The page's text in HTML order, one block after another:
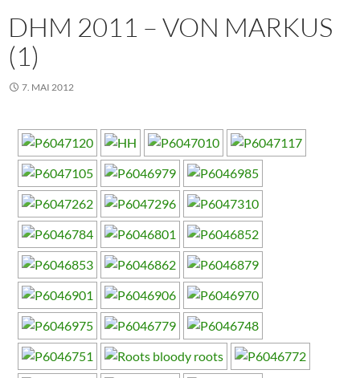
DHM 2011 – VON MARKUS
(1)
7. MAI 2012